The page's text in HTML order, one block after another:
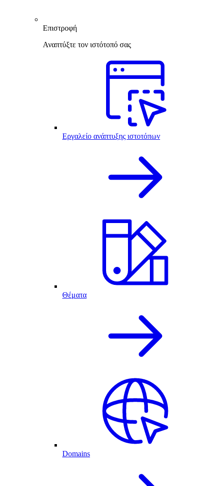
Επιστροφή
Αναπτύξτε τον ιστότοπό σας
Εργαλείο ανάπτυξης ιστοτόπων
Θέματα
Domains